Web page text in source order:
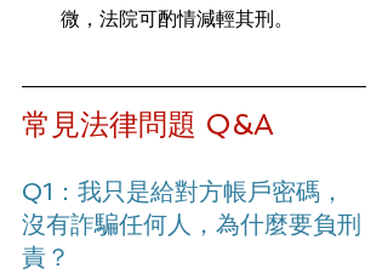
微，法院可酌情減輕其刑。
常見法律問題 Q&A
Q1：我只是給對方帳戶密碼，
沒有詐騙任何人，為什麼要負刑
責？